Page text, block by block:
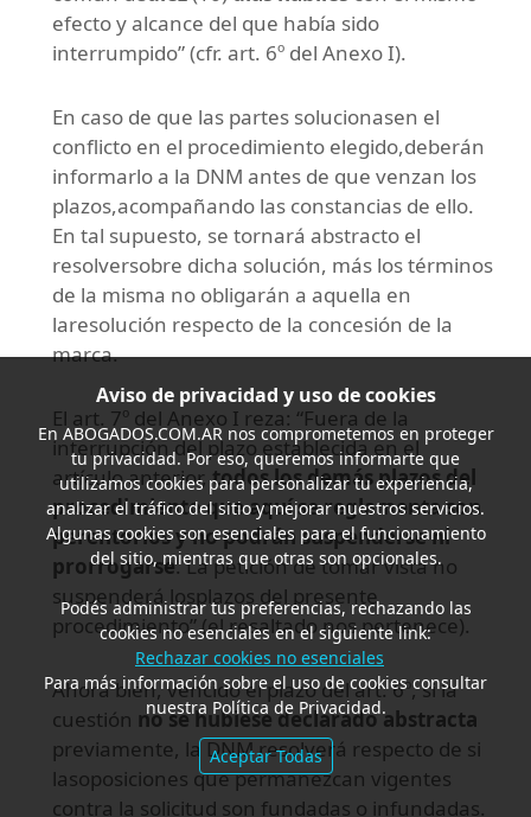
efecto y alcance del que había sido
interrumpido” (cfr. art. 6º del Anexo I).
En caso de que las partes solucionasen el
conflicto en el procedimiento elegido,deberán
informarlo a la DNM antes de que venzan los
plazos,acompañando las constancias de ello.
En tal supuesto, se tornará abstracto el
resolversobre dicha solución, más los términos
de la misma no obligarán a aquella en
laresolución respecto de la concesión de la
marca.
El art. 7º del Anexo I reza: “Fuera de la
interrupción del plazo establecida en el
artículo anterior,todos los demás plazos del
procedimiento que aquí se reglamenta son
perentorios y no podrán suspenderse ni
prorrogarse. La petición de tomar vista no
suspenderá losplazos del presente
procedimiento” (el resaltado nos pertenece).
Ahora bien, vencido el plazo del art. 6º, si la
cuestión no se hubiese declarado abstracta
previamente, la DNM resolverá respecto de si
lasoposiciones que permanezcan vigentes
contra la solicitud son fundadas o infundadas.
Aviso de privacidad y uso de cookies
EnABOGADOS.COM.ARnos comprometemos en proteger
tu privacidad. Por eso, queremos informarte que
utilizamos cookies para personalizar tu experiencia,
analizar el tráfico del sitio y mejorar nuestros servicios.
Algunas cookies son esenciales para el funcionamiento
del sitio, mientras que otras son opcionales.
Podés administrar tus preferencias, rechazando las
cookies no esenciales en el siguiente link:
Rechazar cookies no esenciales
Para más información sobre el uso de cookies consultar
nuestra Política de Privacidad.
Aceptar Todas